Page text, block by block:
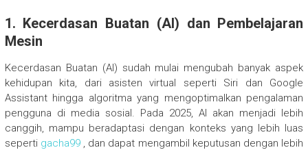
1. Kecerdasan Buatan (AI) dan Pembelajaran
Mesin
Kecerdasan Buatan (AI) sudah mulai mengubah banyak aspek
kehidupan kita, dari asisten virtual seperti Siri dan Google
Assistant hingga algoritma yang mengoptimalkan pengalaman
pengguna di media sosial. Pada 2025, AI akan menjadi lebih
canggih, mampu beradaptasi dengan konteks yang lebih luas
seperti gacha99, dan dapat mengambil keputusan dengan lebih